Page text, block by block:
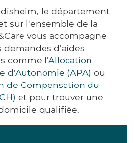
le département
sur l'ensemble de la
vous accompagne
demandes d'aides
comme l'Allocation
d'Autonomie (APA) ou
de Compensation du
et pour trouver une
qualifiée.